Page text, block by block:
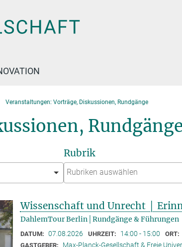
Veranstaltungen: Vorträge, Diskussionen, Rundgänge
Rundgänge
Rubrik
Wissenschaft und Unrecht │
DahlemTour Berlin│Rundgänge & Führungen
DATUM: 07.08.2026 UHRZEIT: 14:00 - 15:00 ORT:
GASTGEBER: Max-Planck-Gesellschaft & Freie